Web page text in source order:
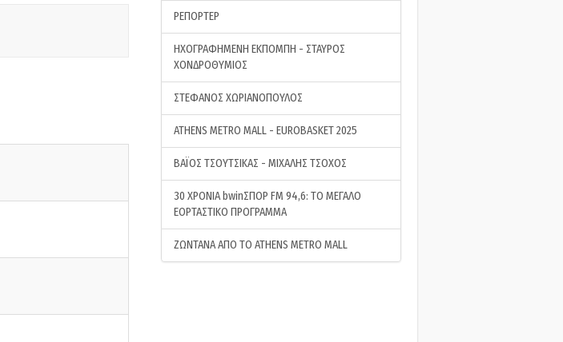
ΡΕΠΟΡΤΕΡ
ΗΧΟΓΡΑΦΗΜΕΝΗ ΕΚΠΟΜΠΗ - ΣΤΑΥΡΟΣ
ΧΟΝΔΡΟΘΥΜΙΟΣ
ΣΤΕΦΑΝΟΣ ΧΩΡΙΑΝΟΠΟΥΛΟΣ
ATHENS METRO MALL - EUROBASKET 2025
ΒΑΪΟΣ ΤΣΟΥΤΣΙΚΑΣ - ΜΙΧΑΛΗΣ ΤΣΟΧΟΣ
30 ΧΡΟΝΙΑ bwinΣΠΟΡ FM 94,6: ΤΟ ΜΕΓΑΛΟ
ΕΟΡΤΑΣΤΙΚΟ ΠΡΟΓΡΑΜΜΑ
ΖΩΝΤΑΝΑ ΑΠΟ ΤΟ ATHENS METRO MALL